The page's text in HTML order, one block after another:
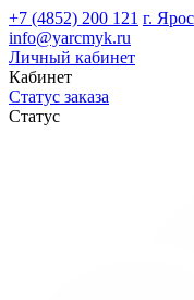
+7 (4852) 200 121 г.
info@yarcmyk.ru
Личный кабинет
Кабинет
Статус заказа
Статус